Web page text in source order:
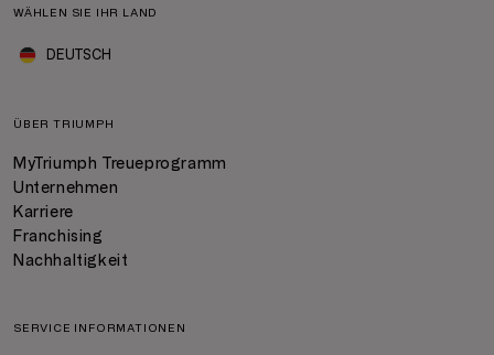
WÄHLEN SIE IHR LAND
DEUTSCH
ÜBER TRIUMPH
MyTriumph Treueprogramm
Unternehmen
Karriere
Franchising
Nachhaltigkeit
SERVICE INFORMATIONEN